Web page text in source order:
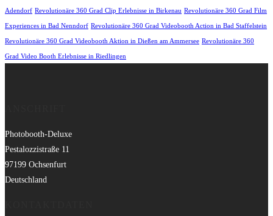
Adendorf Revolutionäre 360 Grad Clip Erlebnisse in Birkenau Revolutionäre 360 Grad Film
Experiences in Bad Nenndorf Revolutionäre 360 Grad Videobooth Action in Bad Staffelstein
Revolutionäre 360 Grad Videobooth Aktion in Dießen am Ammersee Revolutionäre 360
Grad Video Booth Erlebnisse in Riedlingen
Photobooth-Deluxe
Pestalozzistraße 11
97199 Ochsenfurt
Deutschland